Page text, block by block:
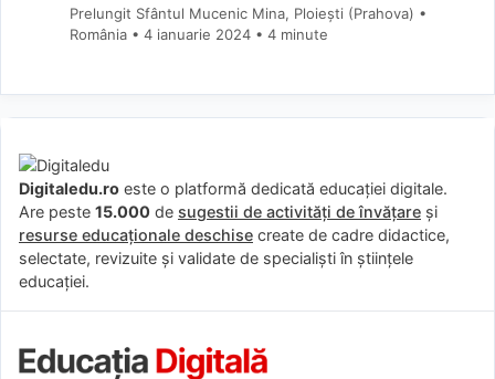
Prelungit Sfântul Mucenic Mina, Ploiești (Prahova) •
România
4 ianuarie 2024 • 4 minute
Digitaledu.ro este o platformă dedicată educației digitale.
Are peste 15.000 de sugestii de activități de învățare și
resurse educaționale deschise create de cadre didactice,
selectate, revizuite și validate de specialiști în științele
educației.